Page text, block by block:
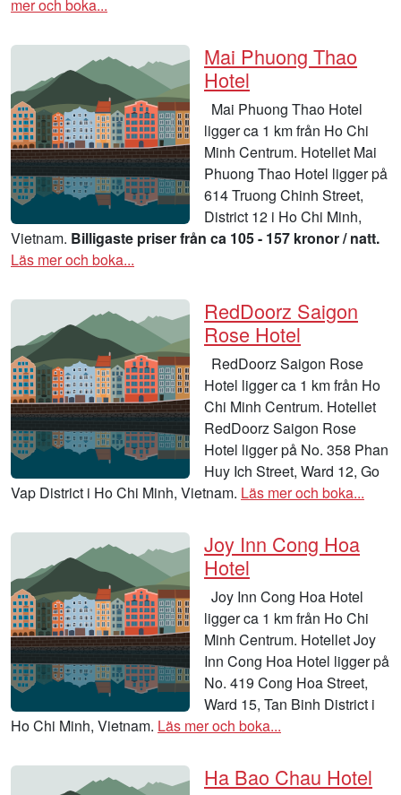
mer och boka...
Mai Phuong Thao
Hotel
Mai Phuong Thao Hotel
ligger ca 1 km från Ho Chi
Minh Centrum. Hotellet Mai
Phuong Thao Hotel ligger på
614 Truong Chinh Street,
District 12 i Ho Chi Minh,
Vietnam. Billigaste priser från ca 105 - 157 kronor / natt.
Läs mer och boka...
RedDoorz Saigon
Rose Hotel
RedDoorz Saigon Rose
Hotel ligger ca 1 km från Ho
Chi Minh Centrum. Hotellet
RedDoorz Saigon Rose
Hotel ligger på No. 358 Phan
Huy Ich Street, Ward 12, Go
Vap District i Ho Chi Minh, Vietnam. Läs mer och boka...
Joy Inn Cong Hoa
Hotel
Joy Inn Cong Hoa Hotel
ligger ca 1 km från Ho Chi
Minh Centrum. Hotellet Joy
Inn Cong Hoa Hotel ligger på
No. 419 Cong Hoa Street,
Ward 15, Tan Binh District i
Ho Chi Minh, Vietnam. Läs mer och boka...
Ha Bao Chau Hotel